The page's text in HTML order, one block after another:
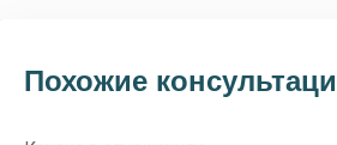
Похожие